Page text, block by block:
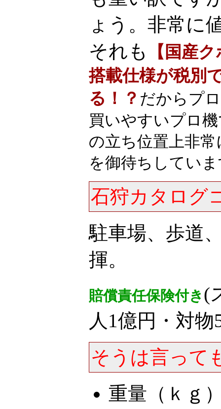
ょう。非常に
それも
【国産
搭載仕様が税別
る！？ だからプ
買いやすいプロ
の立ち位置上非
を御待ちしてい
石狩カタログ
駐車場、歩道
揮。
賠償責任保険付き(
人1億円・対物
そうは言って
重量（ｋｇ